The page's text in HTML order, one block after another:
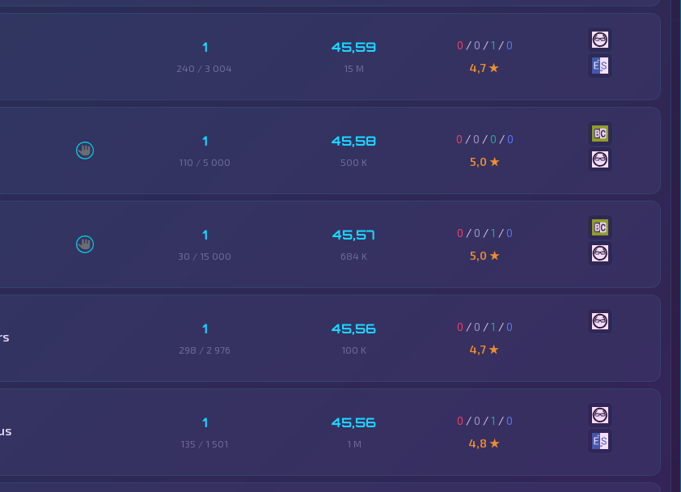
1
240 / 3 004
45,59
15 M
0 / 0 /1 /0
4,7 ★
1
110 / 5 000
45,58
500 K
0 / 0 / 0 /0
5,0 ★
1
30 / 15 000
45,57
684 K
0 / 0 /1 /0
5,0 ★
1
298 / 2 976
45,56
100 K
0 / 0 /1 /0
4,7 ★
1
135 / 1 501
45,56
1 M
0 / 0 /1 /0
4,8 ★